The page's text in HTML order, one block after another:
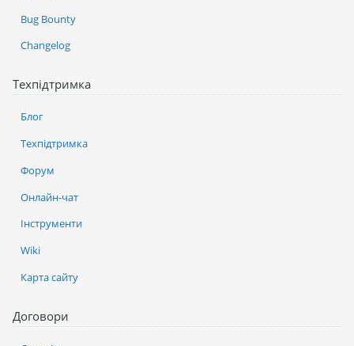
Bug Bounty
Changelog
Техпідтримка
Блог
Техпідтримка
Форум
Онлайн-чат
Інструменти
Wiki
Карта сайту
Договори